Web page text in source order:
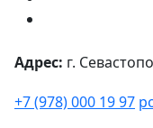
Адрес: г.
+7 (978) 000 19 97